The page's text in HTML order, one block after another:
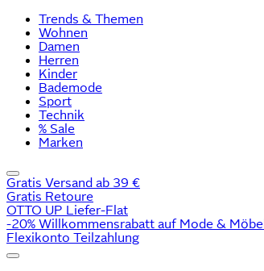
Trends & Themen
Wohnen
Damen
Herren
Kinder
Bademode
Sport
Technik
% Sale
Marken
Gratis Versand ab 39 €
Gratis Retoure
OTTO UP Liefer-Flat
-20% Willkommensrabatt auf Mode & Möbel
Flexikonto Teilzahlung